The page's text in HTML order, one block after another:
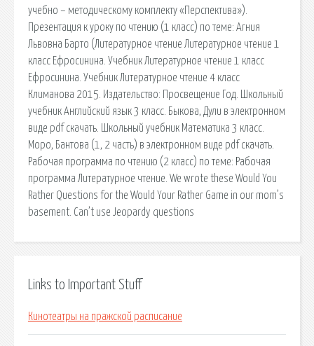
учебно – методическому комплекту «Перспектива»).
Презентация к уроку по чтению (1 класс) по теме: Агния
Львовна Барто (Литературное чтение Литературное чтение 1
класс Ефросинина. Учебник Литературное чтение 1 класс
Ефросинина. Учебник Литературное чтение 4 класс
Климанова 2015. Издательство: Просвещение Год. Школьный
учебник Английский язык 3 класс. Быкова, Дули в электронном
виде pdf скачать. Школьный учебник Математика 3 класс.
Моро, Бантова (1, 2 часть) в электронном виде pdf скачать.
Рабочая программа по чтению (2 класс) по теме: Рабочая
программа Литературное чтение. We wrote these Would You
Rather Questions for the Would Your Rather Game in our mom’s
basement. Can’t use Jeopardy questions
Links to Important Stuff
Кинотеатры на пражской расписание